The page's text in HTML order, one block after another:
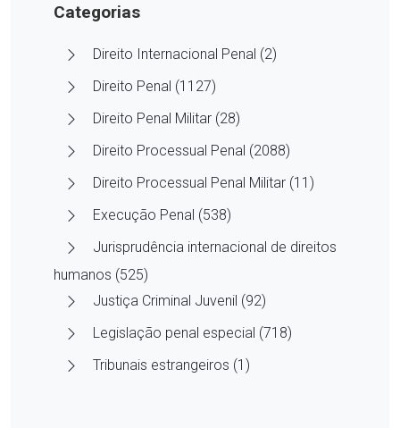
Categorias
Direito Internacional Penal (2)
Direito Penal (1127)
Direito Penal Militar (28)
Direito Processual Penal (2088)
Direito Processual Penal Militar (11)
Execução Penal (538)
Jurisprudência internacional de direitos
humanos (525)
Justiça Criminal Juvenil (92)
Legislação penal especial (718)
Tribunais estrangeiros (1)